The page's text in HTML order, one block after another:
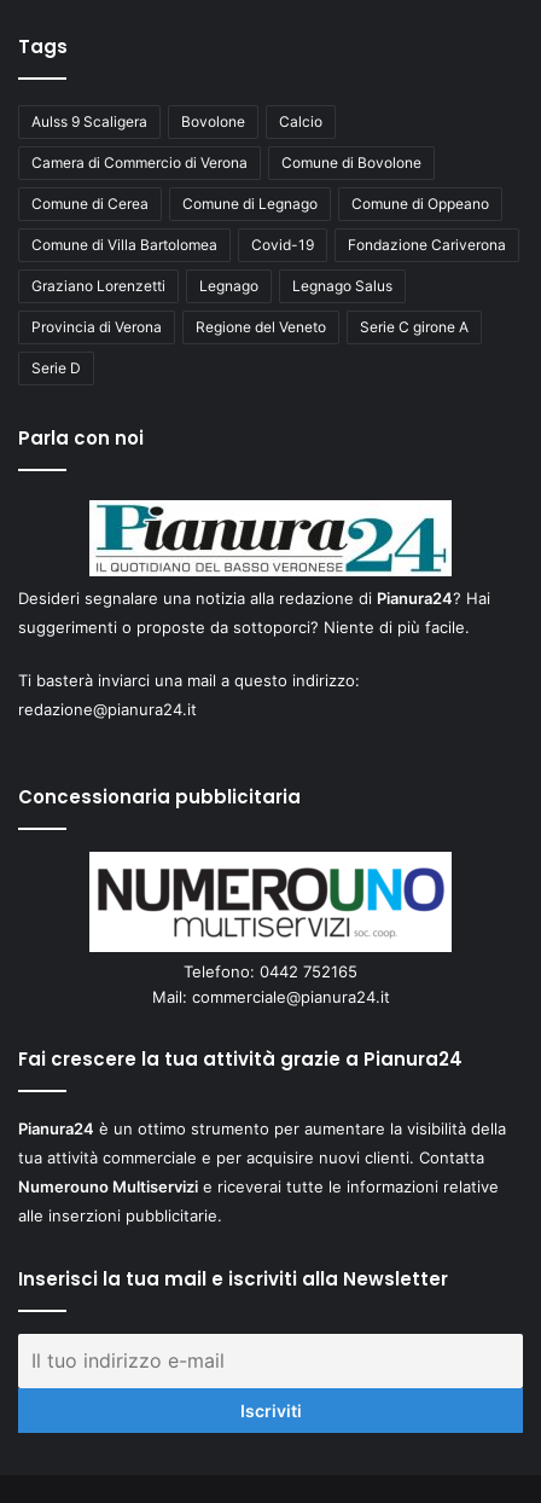
Tags
Aulss 9 Scaligera Bovolone Calcio
Camera di Commercio di Verona Comune di Bovolone
Comune di Cerea Comune di Legnago Comune di Oppeano
Comune di Villa Bartolomea Covid-19 Fondazione Cariverona
Graziano Lorenzetti Legnago Legnago Salus
Provincia di Verona Regione del Veneto Serie C girone A
Serie D
Parla con noi
Desideri segnalare una notizia alla redazione di Pianura24? Hai
suggerimenti o proposte da sottoporci? Niente di più facile.
Ti basterà inviarci una mail a questo indirizzo:
redazione@pianura24.it
Concessionaria pubblicitaria
Telefono: 0442 752165
Mail: commerciale@pianura24.it
Fai crescere la tua attività grazie a Pianura24
Pianura24 è un ottimo strumento per aumentare la visibilità della
tua attività commerciale e per acquisire nuovi clienti. Contatta
Numerouno Multiservizi e riceverai tutte le informazioni relative
alle inserzioni pubblicitarie.
Inserisci la tua mail e iscriviti alla Newsletter